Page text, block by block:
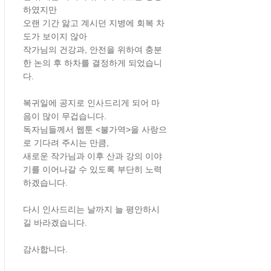
하였지만
오랜 기간 앓고 계시던 지병에 회복 차
도가 보이지 않아
작가님의 건강과, 안전을 위하여 충분
한 논의 후 하차를 결정하게 되었습니
다.
복귀일에 공지로 인사드리게 되어 마
음이 많이 무겁습니다.
독자님들께서 웹툰 <불가역>을 사랑으
로 기다려 주시는 만큼,
새로운 작가님과 이후 산과 강의 이야
기를 이어나갈 수 있도록 부단히 노력
하겠습니다.
다시 인사드리는 날까지 늘 평안하시
길 바라겠습니다.
감사합니다.